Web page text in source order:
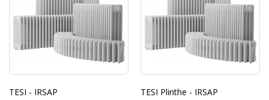
TESI - IRSAP TESI Plinthe - IRSAP